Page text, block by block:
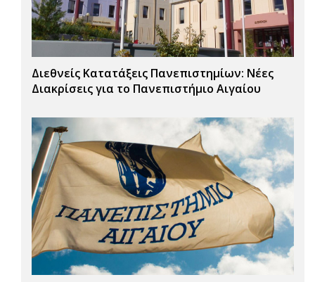
Διεθνείς Κατατάξεις Πανεπιστημίων: Νέες
Διακρίσεις για το Πανεπιστήμιο Αιγαίου